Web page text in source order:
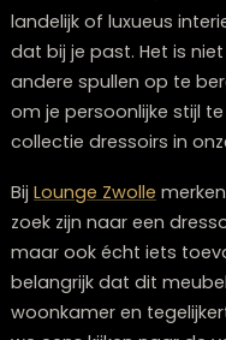
evenwicht tussen
Wat het dressoir zo
moeiteloos aanpast
van een modern,
dat bij je past. Het is
andere spullen op te
om je persoonlijke
collectie dressoirs in